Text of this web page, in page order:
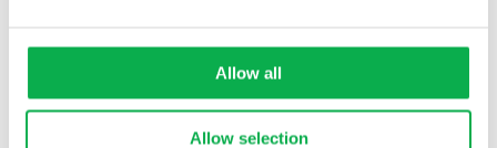
Allow all
Allow selection